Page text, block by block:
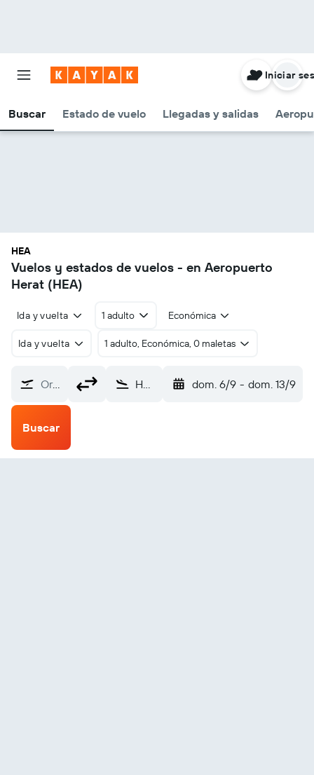
Buscar Estado de vuelo Llegadas y salidas
Iniciar
HEA
Vuelos y estados de vuelos - en Aeropuerto
Herat (HEA)
Ida y vuelta 1 adulto Económica
Ida y vuelta 1 adulto, Económica, 0 maletas
Origen Herat (HEA) dom. 6/9 - dom. 13/9
Buscar